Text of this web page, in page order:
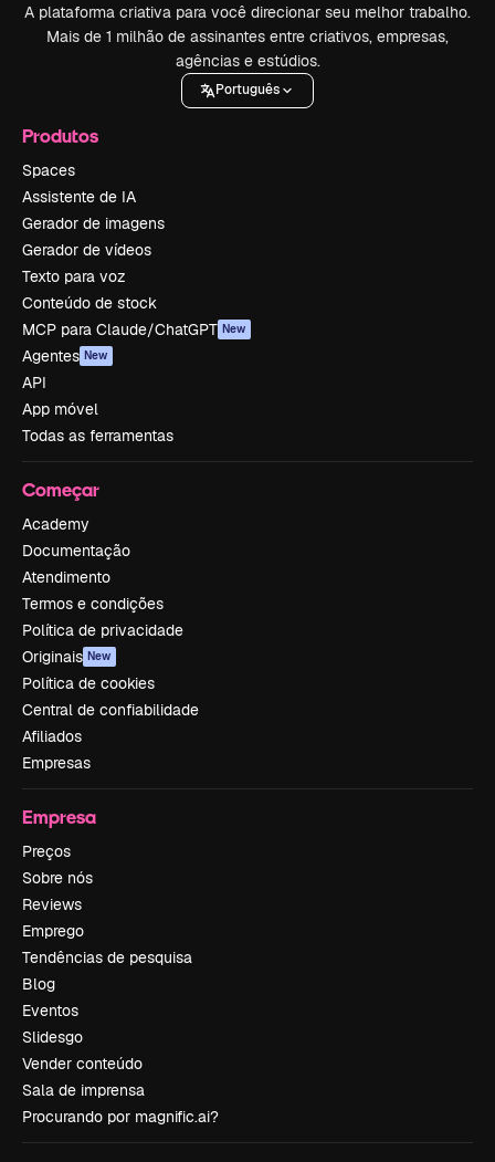
A plataforma criativa para você direcionar seu melhor trabalho.
Mais de 1 milhão de assinantes entre criativos, empresas,
agências e estúdios.
Português
Produtos
Spaces
Assistente de IA
Gerador de imagens
Gerador de vídeos
Texto para voz
Conteúdo de stock
MCP para Claude/ChatGPT New
Agentes New
API
App móvel
Todas as ferramentas
Começar
Academy
Documentação
Atendimento
Termos e condições
Política de privacidade
Originais New
Política de cookies
Central de confiabilidade
Afiliados
Empresas
Empresa
Preços
Sobre nós
Reviews
Emprego
Tendências de pesquisa
Blog
Eventos
Slidesgo
Vender conteúdo
Sala de imprensa
Procurando por magnific.ai?